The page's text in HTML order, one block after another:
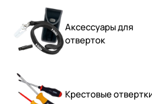
Аксессуары для
отверток
Крестовые